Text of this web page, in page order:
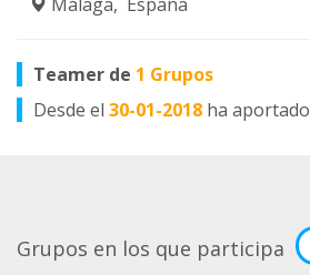
Teamer de 1 Grupos
Desde el 30-01-2018 ha aportado
Grupos en los que participa